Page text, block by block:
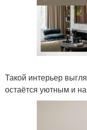
Такой интерьер
остаётся уютным и